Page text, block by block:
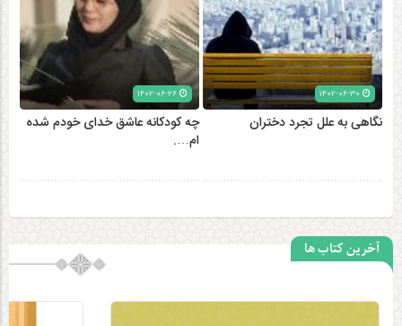
نگاهی به علل تجرد دختران
چه کودکانه عاشق خدای خودم شده
ام….
آخرین کتاب ها